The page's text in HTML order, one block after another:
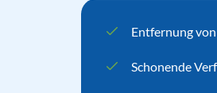
Entfernung
Schonende